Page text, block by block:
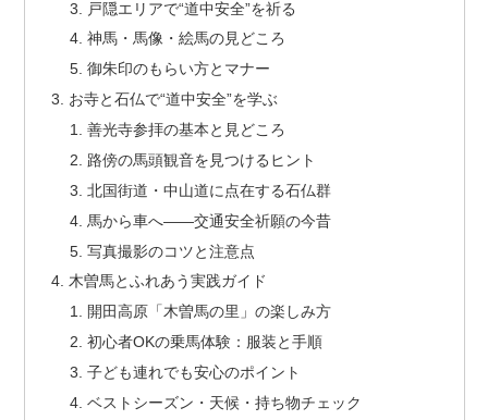
戸隠エリアで“道中安全”を祈る
神馬・馬像・絵馬の見どころ
御朱印のもらい方とマナー
お寺と石仏で“道中安全”を学ぶ
善光寺参拝の基本と見どころ
路傍の馬頭観音を見つけるヒント
北国街道・中山道に点在する石仏群
馬から車へ――交通安全祈願の今昔
写真撮影のコツと注意点
木曽馬とふれあう実践ガイド
開田高原「木曽馬の里」の楽しみ方
初心者OKの乗馬体験：服装と手順
子ども連れでも安心のポイント
ベストシーズン・天候・持ち物チェック